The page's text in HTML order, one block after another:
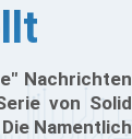
Nachrichten
von Solid
Namentlich